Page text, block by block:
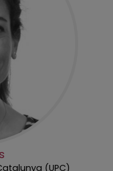
(UPC)